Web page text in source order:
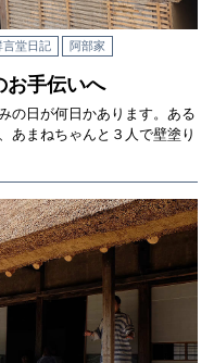
言堂日記 阿部家
お手伝いへ
の日が何日かあります。ある
あまねちゃんと３人で壁塗り